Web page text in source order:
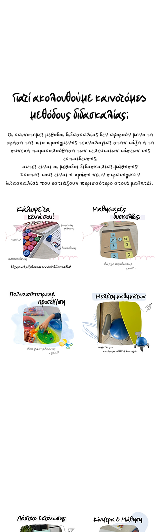
Γιατί ακολουθούμε καινοτόμες
μεθόδους διδασκαλίας;
Οι καινοτόμες μέθοδοι διδασκαλίας δεν αφορούν μόνο τη
χρήση της πιο προηγμένης τεχνολογίας στην τάξη ή τη
συνεχή παρακολούθηση των τελευταίων τάσεων της
εκπαίδευσης,
αυτές είναι οι μέθοδοι διδασκαλίας-μάθησης!
Σκοπός τους είναι η χρήση νέων στρατηγικών
διδασκαλίας που εστιάζουν περισσότερο στους μαθητές.